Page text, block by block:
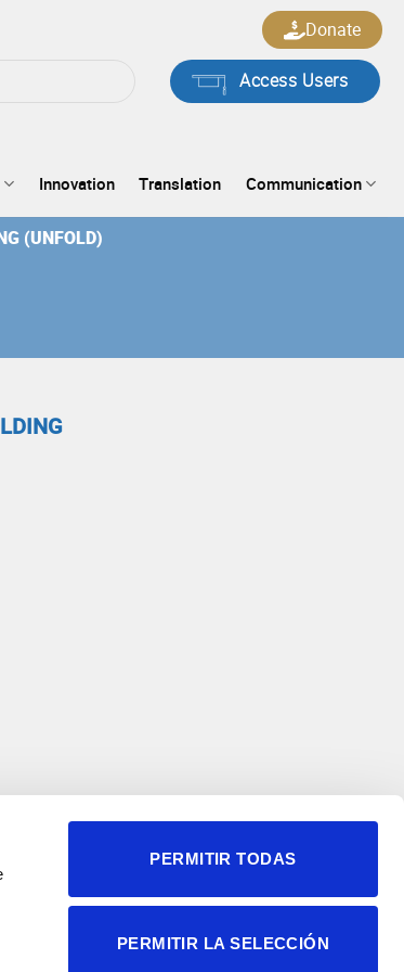
PERMITIR TODAS
PERMITIR LA SELECCIÓN
Access Users
Donate
Innovation Translation Communication
(UNFOLD)
Neurociencias